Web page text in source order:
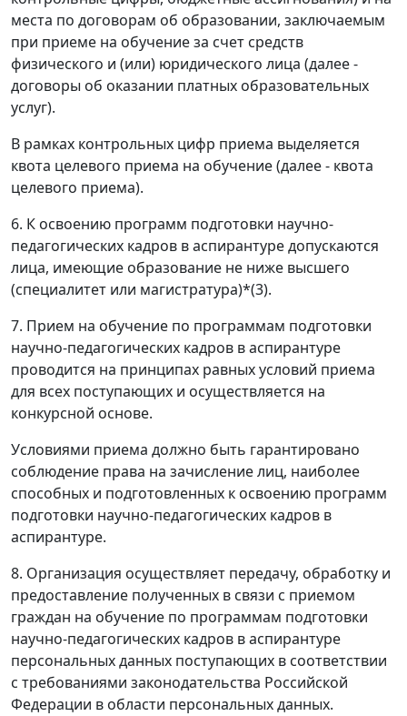
места по договорам об образовании, заключаемым
при приеме на обучение за счет средств
физического и (или) юридического лица (далее -
договоры об оказании платных образовательных
услуг).
В рамках контрольных цифр приема выделяется
квота целевого приема на обучение (далее - квота
целевого приема).
6. К освоению программ подготовки научно-
педагогических кадров в аспирантуре допускаются
лица, имеющие образование не ниже высшего
(специалитет или магистратура)*(3).
7. Прием на обучение по программам подготовки
научно-педагогических кадров в аспирантуре
проводится на принципах равных условий приема
для всех поступающих и осуществляется на
конкурсной основе.
Условиями приема должно быть гарантировано
соблюдение права на зачисление лиц, наиболее
способных и подготовленных к освоению программ
подготовки научно-педагогических кадров в
аспирантуре.
8. Организация осуществляет передачу, обработку и
предоставление полученных в связи с приемом
граждан на обучение по программам подготовки
научно-педагогических кадров в аспирантуре
персональных данных поступающих в соответствии
с требованиями законодательства Российской
Федерации в области персональных данных.